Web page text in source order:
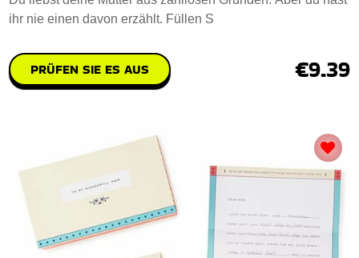
ihr nie einen davon erzählt. Füllen S
PRÜFEN SIE ES AUS €9.39